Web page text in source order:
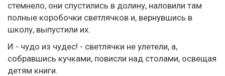
стемнело, они спустились в долину, наловили там
полные коробочки светлячков и, вернувшись в
школу, выпустили их.
И - чудо из чудес! - светлячки не улетели, а,
собравшись кучками, повисли над столами, освещая
детям книги.